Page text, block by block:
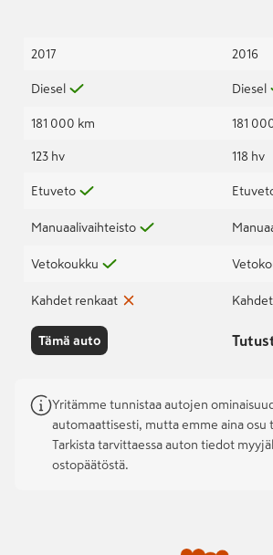
2017
Diesel
181 000 km
123 hv
Etuveto
Manuaalivaihteisto
Vetokoukku
Kahdet renkaat
Tämä auto
2016
Diesel
181
118 hv
Yritämme tunnistaa autojen
automaattisesti, mutta emme aina osu
Tarkista tarvittaessa auton tiedot
ostopäätöstä.